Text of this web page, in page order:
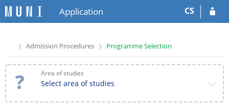
Application CS
>
Admission Procedures >Programme Selection
Area of studies
Select area of studies